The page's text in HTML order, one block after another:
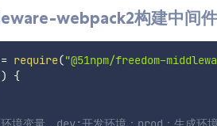
webpack2构建中间
= require("@51npm/freedom-
)
{